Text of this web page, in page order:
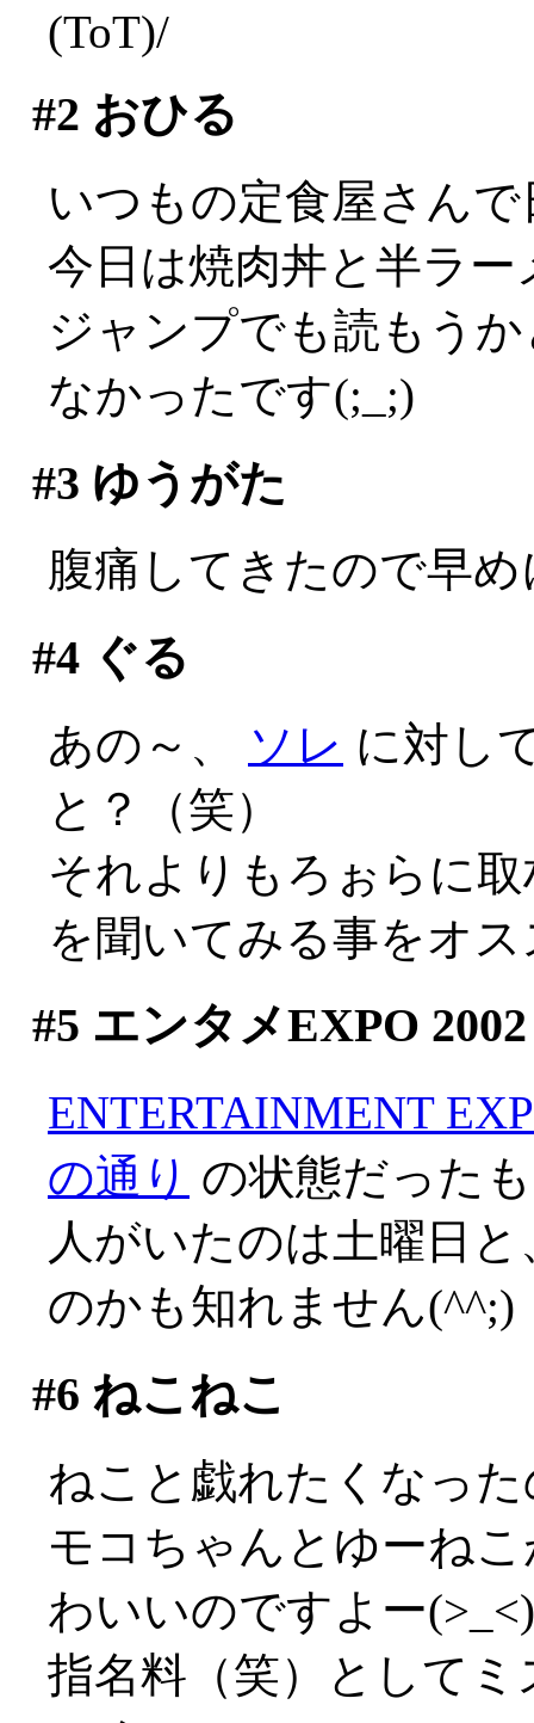
(ToT)/
#2 おひる
いつもの定食屋さん
今日は焼肉丼と半ラ
ジャンプでも読もう
なかったです(;_;)
#3 ゆうがた
腹痛してきたので早
#4ぐる
あの～、 ソレ に対し
と？（笑）
それよりもろぉらに
を聞いてみる事をオ
#5 エンタメEXPO 2002
ENTERTAINMENT
の通り の状態だった
人がいたのは土曜日
のかも知れません(^^;)
#6 ねこねこ
ねこと戯れたくなっ
モコちゃんとゆーね
わいいのですよー(>_<)
指名料（笑）として